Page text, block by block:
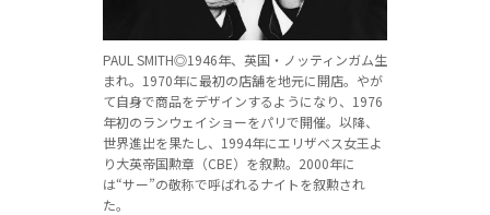
PAUL SMITH◎1946年、英国・ノッティンガム生
まれ。1970年に最初の店舗を地元に開店。やが
て自身で商品をデザインするようになり、1976
年初のランウェイショーをパリで開催。以降、
世界進出を果たし、1994年にエリザベス女王よ
り大英帝国勲章（CBE）を叙勲。2000年に
は“サー”の敬称で呼ばれるナイトを叙勲され
た。